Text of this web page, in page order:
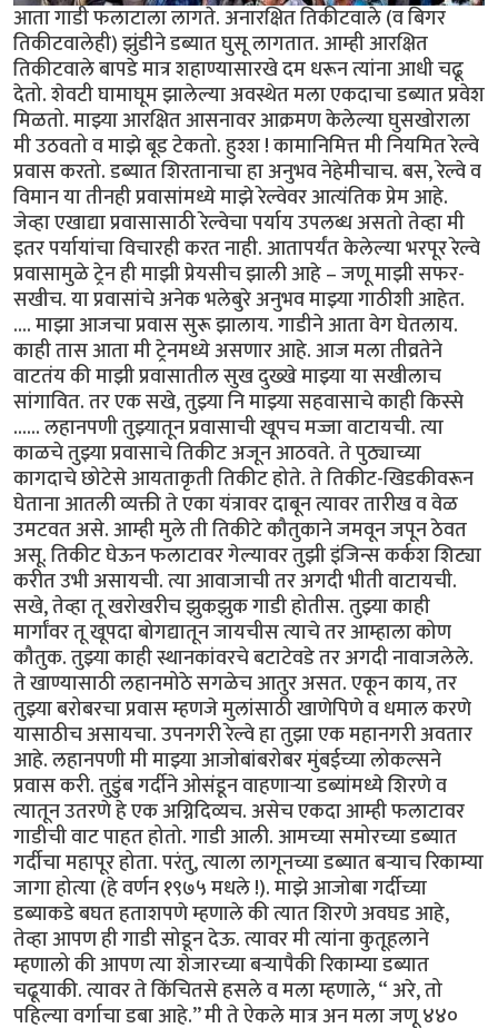
आता गाडी फलाटाला लागते. अनारक्षित तिकीटवाले (व बिगर
तिकीटवालेही) झुंडीने डब्यात घुसू लागतात. आम्ही आरक्षित
तिकीटवाले बापडे मात्र शहाण्यासारखे दम धरून त्यांना आधी चढू
देतो. शेवटी घामाघूम झालेल्या अवस्थेत मला एकदाचा डब्यात प्रवेश
मिळतो. माझ्या आरक्षित आसनावर आक्रमण केलेल्या घुसखोराला
मी उठवतो व माझे बूड टेकतो. हुश्श ! कामानिमित्त मी नियमित रेल्वे
प्रवास करतो. डब्यात शिरतानाचा हा अनुभव नेहेमीचाच. बस, रेल्वे व
विमान या तीनही प्रवासांमध्ये माझे रेल्वेवर आत्यंतिक प्रेम आहे.
जेव्हा एखाद्या प्रवासासाठी रेल्वेचा पर्याय उपलब्ध असतो तेव्हा मी
इतर पर्यायांचा विचारही करत नाही. आतापर्यंत केलेल्या भरपूर रेल्वे
प्रवासामुळे ट्रेन ही माझी प्रेयसीच झाली आहे – जणू माझी सफर-
सखीच. या प्रवासांचे अनेक भलेबुरे अनुभव माझ्या गाठीशी आहेत.
.... माझा आजचा प्रवास सुरू झालाय. गाडीने आता वेग घेतलाय.
काही तास आता मी ट्रेनमध्ये असणार आहे. आज मला तीव्रतेने
वाटतंय की माझी प्रवासातील सुख दुख्खे माझ्या या सखीलाच
सांगावित. तर एक सखे, तुझ्या नि माझ्या सहवासाचे काही किस्से
...... लहानपणी तुझ्यातून प्रवासाची खूपच मज्जा वाटायची. त्या
काळचे तुझ्या प्रवासाचे तिकीट अजून आठवते. ते पुठ्याच्या
कागदाचे छोटेसे आयताकृती तिकीट होते. ते तिकीट-खिडकीवरून
घेताना आतली व्यक्ती ते एका यंत्रावर दाबून त्यावर तारीख व वेळ
उमटवत असे. आम्ही मुले ती तिकीटे कौतुकाने जमवून जपून ठेवत
असू. तिकीट घेऊन फलाटावर गेल्यावर तुझी इंजिन्स कर्कश शिट्या
करीत उभी असायची. त्या आवाजाची तर अगदी भीती वाटायची.
सखे, तेव्हा तू खरोखरीच झुकझुक गाडी होतीस. तुझ्या काही
मार्गांवर तू खूपदा बोगद्यातून जायचीस त्याचे तर आम्हाला कोण
कौतुक. तुझ्या काही स्थानकांवरचे बटाटेवडे तर अगदी नावाजलेले.
ते खाण्यासाठी लहानमोठे सगळेच आतुर असत. एकून काय, तर
तुझ्या बरोबरचा प्रवास म्हणजे मुलांसाठी खाणेपिणे व धमाल करणे
यासाठीच असायचा. उपनगरी रेल्वे हा तुझा एक महानगरी अवतार
आहे. लहानपणी मी माझ्या आजोबांबरोबर मुंबईच्या लोकल्सने
प्रवास करी. तुडुंब गर्दीने ओसंडून वाहणाऱ्या डब्यांमध्ये शिरणे व
त्यातून उतरणे हे एक अग्निदिव्यच. असेच एकदा आम्ही फलाटावर
गाडीची वाट पाहत होतो. गाडी आली. आमच्या समोरच्या डब्यात
गर्दीचा महापूर होता. परंतु, त्याला लागूनच्या डब्यात बऱ्याच रिकाम्या
जागा होत्या (हे वर्णन १९७५ मधले !). माझे आजोबा गर्दीच्या
डब्याकडे बघत हताशपणे म्हणाले की त्यात शिरणे अवघड आहे,
तेव्हा आपण ही गाडी सोडून देऊ. त्यावर मी त्यांना कुतूहलाने
म्हणालो की आपण त्या शेजारच्या बऱ्यापैकी रिकाम्या डब्यात
चढूयाकी. त्यावर ते किंचितसे हसले व मला म्हणाले, “ अरे, तो
पहिल्या वर्गाचा डबा आहे.’’ मी ते ऐकले मात्र अन मला जणू ४४०